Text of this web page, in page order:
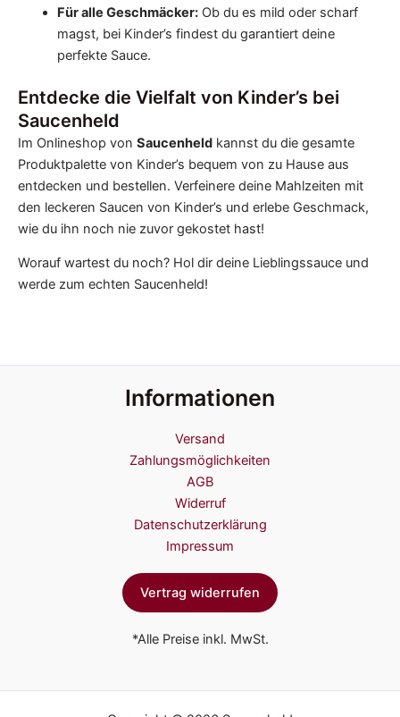
Für alle Geschmäcker:Ob du es mild oder scharf
magst, bei Kinder’s findest du garantiert deine
perfekte Sauce.
Entdecke die Vielfalt von Kinder’s bei
Saucenheld
Im Onlineshop von Saucenheld kannst du die gesamte
Produktpalette von Kinder’s bequem von zu Hause aus
entdecken und bestellen. Verfeinere deine Mahlzeiten mit
den leckeren Saucen von Kinder’s und erlebe Geschmack,
wie du ihn noch nie zuvor gekostet hast!
Worauf wartest du noch? Hol dir deine Lieblingssauce und
werde zum echten Saucenheld!
Informationen
Versand
Zahlungsmöglichkeiten
AGB
Widerruf
Datenschutzerklärung
Impressum
Vertrag widerrufen
*Alle Preise inkl. MwSt.